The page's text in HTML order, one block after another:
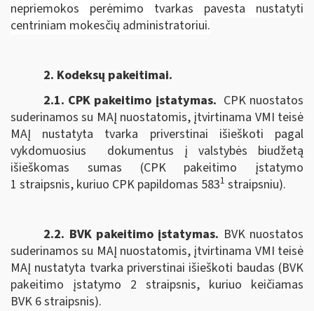
nepriemokos perėmimo tvarkas pavesta nustatyti
centriniam mokesčių administratoriui.
2. Kodeksų pakeitimai.
2.1. CPK pakeitimo įstatymas. CPK nuostatos
suderinamos su MAĮ nuostatomis, įtvirtinama VMI teisė
MAĮ nustatyta tvarka priverstinai išieškoti pagal
vykdomuosius dokumentus į valstybės biudžetą
išieškomas sumas (CPK pakeitimo įstatymo
1 straipsnis, kuriuo CPK papildomas 5831 straipsniu).
2.2. BVK pakeitimo įstatymas. BVK nuostatos
suderinamos su MAĮ nuostatomis, įtvirtinama VMI teisė
MAĮ nustatyta tvarka priverstinai išieškoti baudas (BVK
pakeitimo įstatymo 2 straipsnis, kuriuo keičiamas
BVK 6 straipsnis).